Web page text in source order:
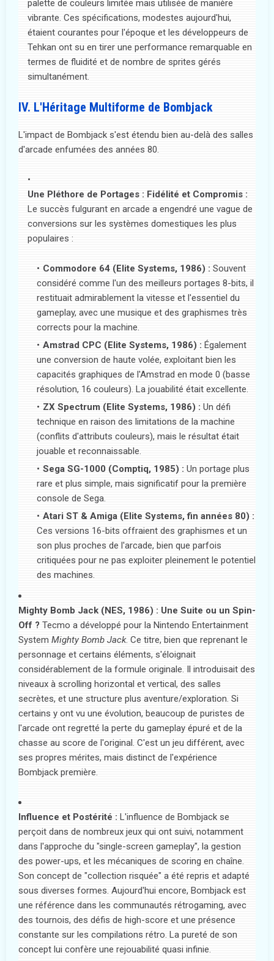
palette de couleurs limitée mais utilisée de manière
vibrante. Ces spécifications, modestes aujourd'hui,
étaient courantes pour l'époque et les développeurs de
Tehkan ont su en tirer une performance remarquable en
termes de fluidité et de nombre de sprites gérés
simultanément.
IV. L'Héritage Multiforme de Bombjack
L'impact de Bombjack s'est étendu bien au-delà des salles
d'arcade enfumées des années 80.
Une Pléthore de Portages : Fidélité et Compromis :
Le succès fulgurant en arcade a engendré une vague de
conversions sur les systèmes domestiques les plus
populaires :
Commodore 64 (Elite Systems, 1986) : Souvent
considéré comme l'un des meilleurs portages 8-bits, il
restituait admirablement la vitesse et l'essentiel du
gameplay, avec une musique et des graphismes très
corrects pour la machine.
Amstrad CPC (Elite Systems, 1986) : Également
une conversion de haute volée, exploitant bien les
capacités graphiques de l'Amstrad en mode 0 (basse
résolution, 16 couleurs). La jouabilité était excellente.
ZX Spectrum (Elite Systems, 1986) : Un défi
technique en raison des limitations de la machine
(conflits d'attributs couleurs), mais le résultat était
jouable et reconnaissable.
Sega SG-1000 (Comptiq, 1985) : Un portage plus
rare et plus simple, mais significatif pour la première
console de Sega.
Atari ST & Amiga (Elite Systems, fin années 80) :
Ces versions 16-bits offraient des graphismes et un
son plus proches de l'arcade, bien que parfois
critiquées pour ne pas exploiter pleinement le potentiel
des machines.
Mighty Bomb Jack (NES, 1986) : Une Suite ou un Spin-
Off ? Tecmo a développé pour la Nintendo Entertainment
System Mighty Bomb Jack. Ce titre, bien que reprenant le
personnage et certains éléments, s'éloignait
considérablement de la formule originale. Il introduisait des
niveaux à scrolling horizontal et vertical, des salles
secrètes, et une structure plus aventure/exploration. Si
certains y ont vu une évolution, beaucoup de puristes de
l'arcade ont regretté la perte du gameplay épuré et de la
chasse au score de l'original. C'est un jeu différent, avec
ses propres mérites, mais distinct de l'expérience
Bombjack première.
Influence et Postérité : L'influence de Bombjack se
perçoit dans de nombreux jeux qui ont suivi, notamment
dans l'approche du "single-screen gameplay", la gestion
des power-ups, et les mécaniques de scoring en chaîne.
Son concept de "collection risquée" a été repris et adapté
sous diverses formes. Aujourd'hui encore, Bombjack est
une référence dans les communautés rétrogaming, avec
des tournois, des défis de high-score et une présence
constante sur les compilations rétro. La pureté de son
concept lui confère une rejouabilité quasi infinie.